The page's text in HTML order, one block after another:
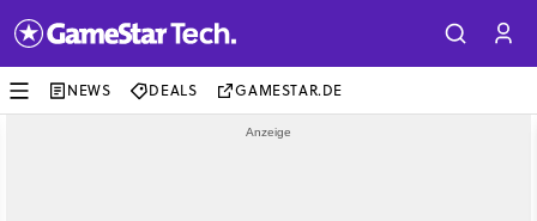
NEWS DEALS GAMESTAR.DE